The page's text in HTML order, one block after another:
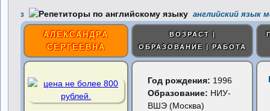
3 английский язык
АЛЕКСАНДРА
СЕРГЕЕВНА
ВОЗРАСТ |
ОБРАЗОВАНИЕ | РАБОТА
Год рождения: 1996
Образование: НИУ-
ВШЭ (Москва)